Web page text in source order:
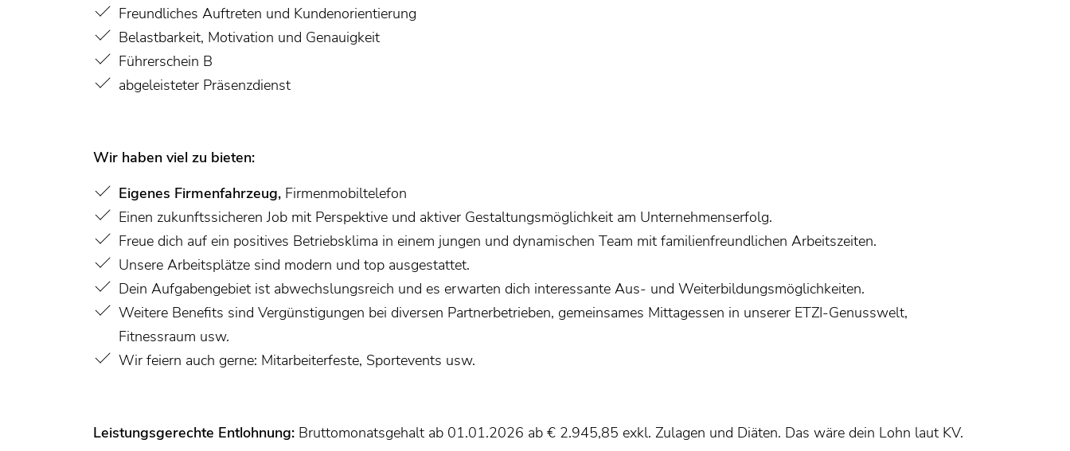
Freundliches Auftreten und Kundenorientierung
Belastbarkeit, Motivation und Genauigkeit
Führerschein B
abgeleisteter Präsenzdienst
Wir haben viel zu bieten:
Eigenes Firmenfahrzeug, Firmenmobiltelefon
Einen zukunftssicheren Job mit Perspektive und aktiver Gestaltungsmöglichkeit am Unternehmenserfolg.
Freue dich auf ein positives Betriebsklima in einem jungen und dynamischen Team mit familienfreundlichen Arbeitszeiten.
Unsere Arbeitsplätze sind modern und top ausgestattet.
Dein Aufgabengebiet ist abwechslungsreich und es erwarten dich interessante Aus- und Weiterbildungsmöglichkeiten.
Weitere Benefits sind Vergünstigungen bei diversen Partnerbetrieben, gemeinsames Mittagessen in unserer ETZI-Genusswelt,
Fitnessraum usw.
Wir feiern auch gerne: Mitarbeiterfeste, Sportevents usw.
Leistungsgerechte Entlohnung: Bruttomonatsgehalt ab 01.01.2026 ab € 2.945,85 exkl. Zulagen und Diäten. Das wäre dein Lohn laut KV.